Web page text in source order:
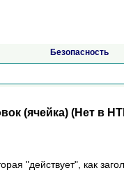
Безопасность
(ячейка) (Нет в
"действует", как